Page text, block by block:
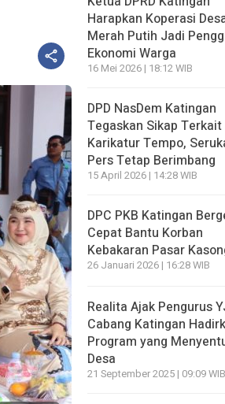
Harapkan Koperasi
Merah Putih Jadi
Ekonomi Warga
16 Mei 2026 | 18:12 WIB
DPD NasDem Katingan
Tegaskan Sikap Terkait
Karikatur Tempo,
Pers Tetap Berimbang
15 April 2026 | 14:28 WIB
DPC PKB Katingan
Cepat Bantu Korban
Kebakaran Pasar
26 Januari 2026 | 16:28 WIB
Realita Ajak Pengurus
Cabang Katingan
Program yang
Desa
21 September 2025 | 09:09 WIB